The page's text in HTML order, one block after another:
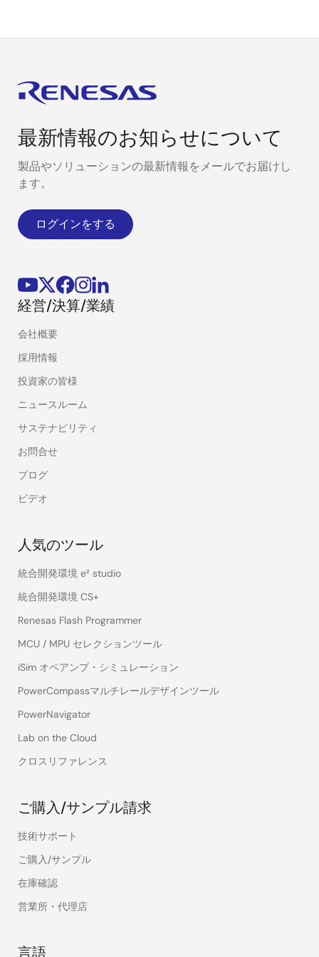
ーション向けのネットワークソリューションをご紹介
最新情報のお知らせについて
製品やソリューションの最新情報をメールでお届けし
ます。
ログインをする
経営/決算/業績
会社概要
採用情報
投資家の皆様
ニュースルーム
サステナビリティ
お問合せ
ブログ
ビデオ
人気のツール
統合開発環境 e² studio
統合開発環境 CS+
Renesas Flash Programmer
MCU / MPU セレクションツール
iSim オペアンプ・シミュレーション
PowerCompassマルチレールデザインツール
PowerNavigator
Lab on the Cloud
クロスリファレンス
ご購入/サンプル請求
技術サポート
ご購入/サンプル
在庫確認
営業所・代理店
言語